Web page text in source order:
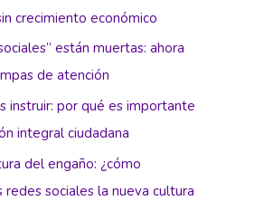
crecimiento económico
están muertas: ahora
de atención
instruir: por qué es importante
integral ciudadana
del engaño: ¿cómo
redes sociales la nueva cultura